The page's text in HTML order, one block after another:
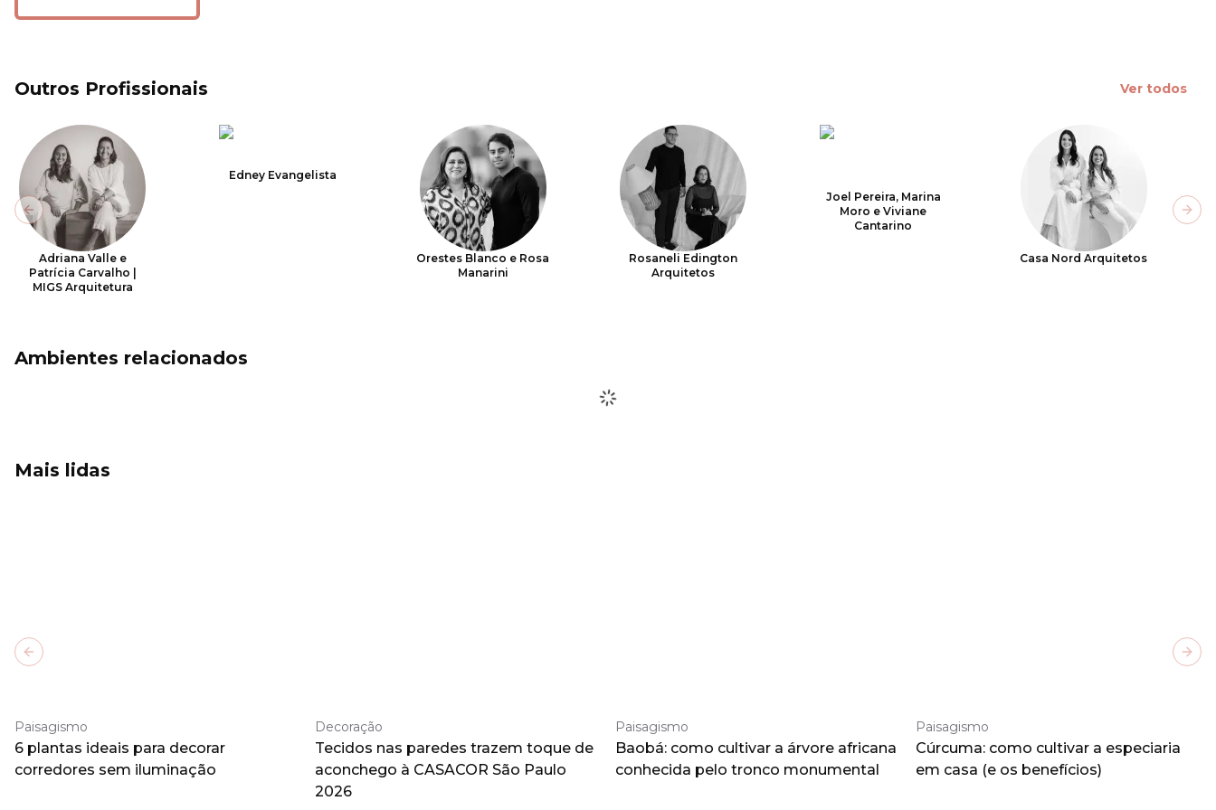
Outros Profissionais Ver todos
Adriana Valle e
Patrícia Carvalho |
MIGS Arquitetura
Edney Evangelista
Orestes Blanco e Rosa
Manarini
Rosaneli Edington
Arquitetos
Joel Pereira, Marina
Moro e Viviane
Cantarino
Casa Nord Arquitetos
Previous slide
Ambientes relacionados
Mais lidas
Paisagismo
6 plantas ideais para decorar
corredores sem iluminação
Decoração
Tecidos nas paredes trazem toque de
aconchego à CASACOR São Paulo
2026
Paisagismo
Baobá: como cultivar a árvore africana
conhecida pelo tronco monumental
Paisagismo
Cúrcuma: como cultivar a especiaria
em casa (e os benefícios)
Previous slide